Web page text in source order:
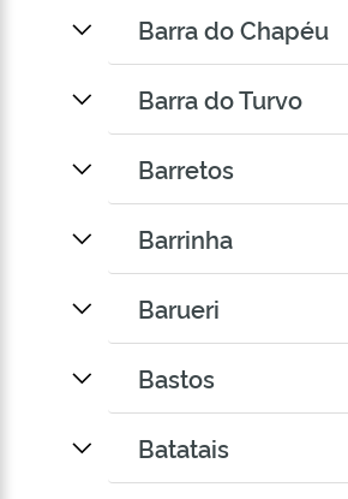
Barra do Chapéu
Barra do Turvo
Barretos
Barrinha
Barueri
Bastos
Batatais